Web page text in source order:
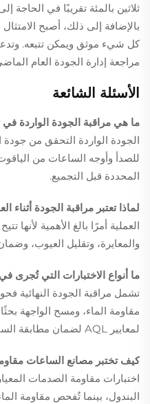
ثلاثين بالمئة تقريبًا في
كل شيء موثق ويمكن تتبعه.
مراجعة إدارة الجودة العام
الأسئلة الشائعة
ما هي مراقبة الجودة الواردة
الجودة الواردة التحقق من جودة
للصدأ وأوجه الساعات من
المحددة قبل التجميع.
لماذا تعتبر مراقبة الجودة أثناء
العملية أمرًا بالغ الأهمية لأنها
والمعايرة، وتقليل العيوب،
ما أنواع الاختبارات التي تُجرى
تشمل مراقبة الجودة النهائية
مقاومة الماء، ومسح الواجهة
لمعايير AQL لضمان مطابقة الساعات المجمعة لمتطلبات الجودة.
كيف تختبر مصانع الساعات
البندول، بينما تُفحص مقاومة